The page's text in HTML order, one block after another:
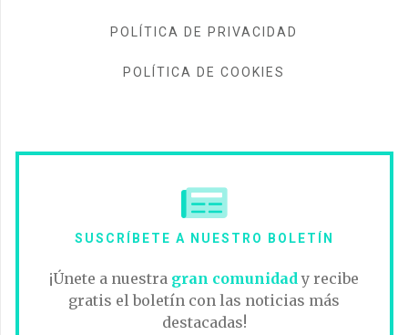
POLÍTICA DE PRIVACIDAD
POLÍTICA DE COOKIES
SUSCRÍBETE A NUESTRO BOLETÍN
¡Únete a nuestra gran comunidad y recibe
gratis el boletín con las noticias más
destacadas!